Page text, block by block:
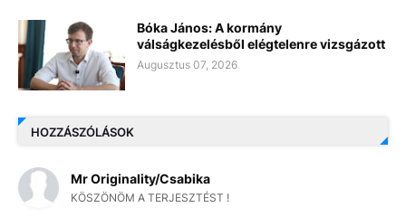
Bóka János: A kormány
válságkezelésből elégtelenre vizsgázott
Augusztus 07, 2026
HOZZÁSZÓLÁSOK
Mr Originality/Csabika
KÖSZÖNÖM A TERJESZTÉST !